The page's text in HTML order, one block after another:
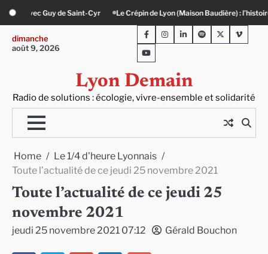
Skip
content
Lyon (Maison Baudière) : l’histoire vivante du cuir « Un sur un million » :
dimanche
août 9, 2026
Lyon Demain
Radio de solutions : écologie, vivre-ensemble et solidarité
FacebookInstagram
LinkedInSpotifyTwitterViméo
Youtube
Home
Le 1/4 d'heure Lyonnais
Toute l’actualité de ce jeudi 25 novembre 2021
Toute l’actualité de ce jeudi 25
novembre 2021
jeudi 25 novembre 2021 07:12 Gérald Bouchon